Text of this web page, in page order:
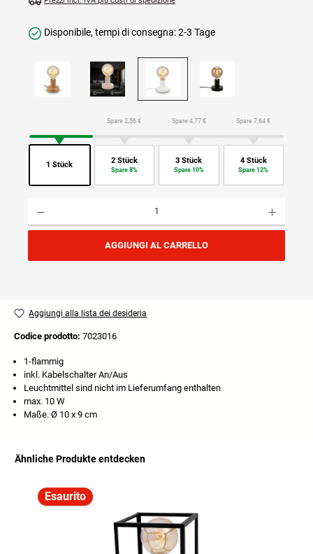
Disponibile, tempi di consegna: 2-3 Tage
1 Stück
Spare 2,56 €
2 Stück
Spare 8%
Spare 4,77 €
3 Stück
Spare 10%
Spare 7,64 €
4 Stück
Spare 12%
AGGIUNGI AL CARRELLO
Aggiungi alla lista dei desideria
Codice prodotto: 7023016
1-flammig
inkl. Kabelschalter An/Aus
Leuchtmittel sind nicht im Lieferumfang enthalten
max. 10 W
Maße. Ø 10 x 9 cm
Ähnliche Produkte entdecken
Esaurito